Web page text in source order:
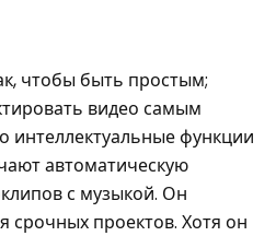
чтобы быть простым;
видео самым
интеллектуальные функции
автоматическую
с музыкой. Он
срочных проектов. Хотя он